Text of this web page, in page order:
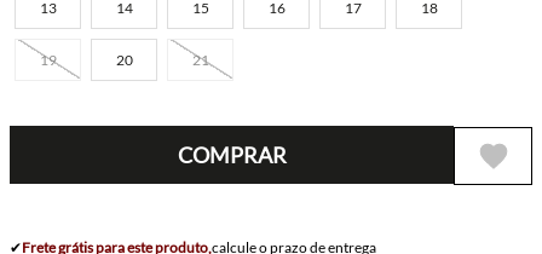
13 14 15 16 17 18
19 20 21
COMPRAR
✔Frete grátis para este produto,calcule o prazo de entrega